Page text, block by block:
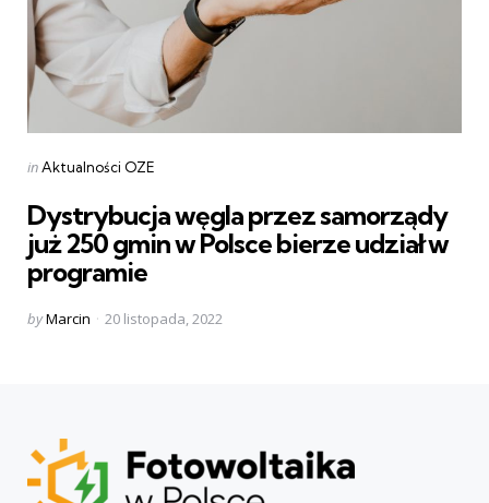
Categories
Posted
inAktualności OZE
Dystrybucja węgla przez samorządy
już 250 gmin w Polsce bierze udział w
programie
Posted
byMarcin 20 listopada, 2022